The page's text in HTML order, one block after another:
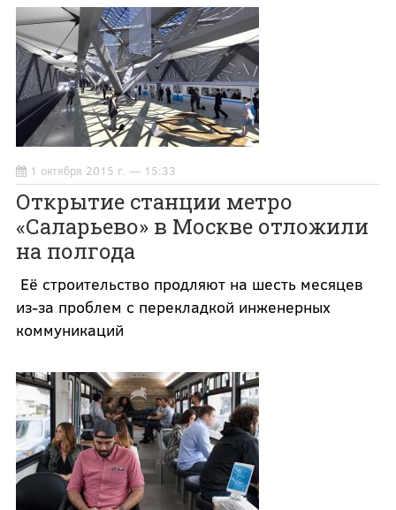
1 октября 2015 г. — 15:33
Открытие станции метро
«Саларьево» в Москве отложили
на полгода
Её строительство продляют на шесть месяцев
из-за проблем с перекладкой инженерных
коммуникаций